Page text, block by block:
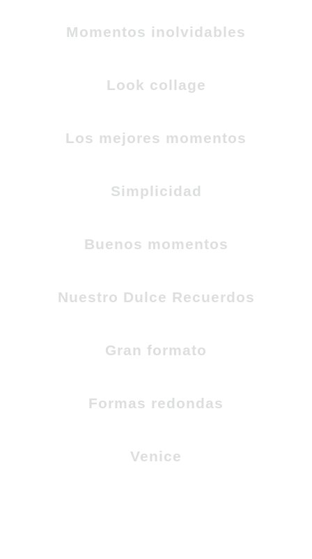
Momentos inolvidables
Look collage
Los mejores momentos
Simplicidad
Buenos momentos
Nuestro Dulce Recuerdos
Gran formato
Formas redondas
Venice